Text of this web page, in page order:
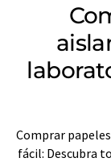
Comprar
fácil: Descubra